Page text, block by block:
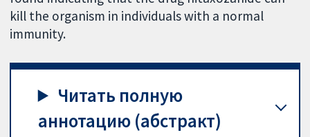
kill the organism in individuals with a normal
immunity.
Читать полную
аннотацию (абстракт)